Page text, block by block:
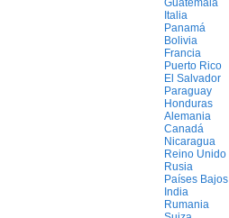
Guatemala
Italia
Panamá
Bolivia
Francia
Puerto Rico
El Salvador
Paraguay
Honduras
Alemania
Canadá
Nicaragua
Reino Unido
Rusia
Países Bajos
India
Rumania